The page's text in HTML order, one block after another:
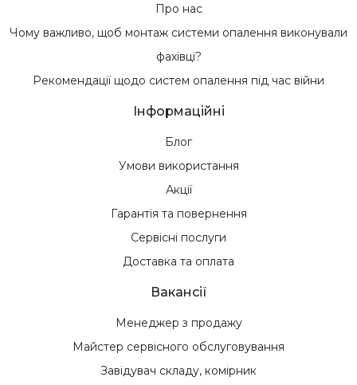
Про нас
Чому важливо, щоб монтаж системи опалення виконували
фахівці?
Рекомендації щодо систем опалення під час війни
Інформаційні
Блог
Умови використання
Акції
Гарантія та повернення
Сервісні послуги
Доставка та оплата
Вакансії
Менеджер з продажу
Майстер сервісного обслуговування
Завідувач складу, комірник